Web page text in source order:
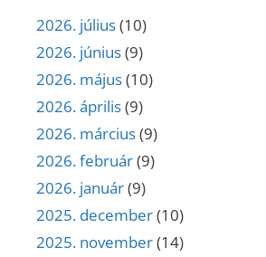
2026. július(10)
2026. június(9)
2026. május(10)
2026. április(9)
2026. március(9)
2026. február(9)
2026. január(9)
2025. december(10)
2025. november(14)